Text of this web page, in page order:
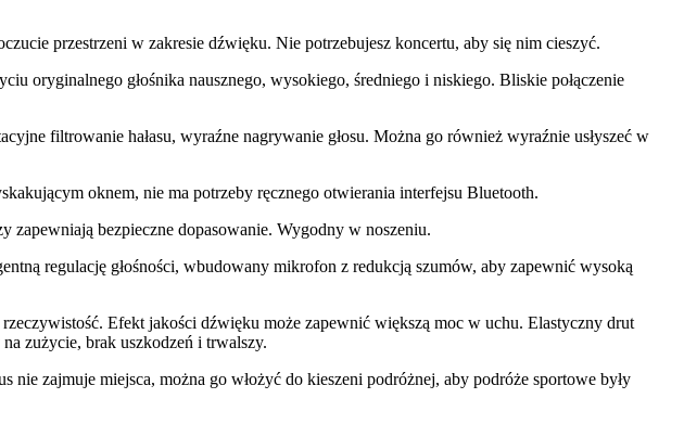
przestrzeni w zakresie dźwięku. Nie potrzebujesz koncertu, aby się nim cieszyć.
oryginalnego głośnika nausznego, wysokiego, średniego i niskiego. Bliskie połączenie
filtrowanie hałasu, wyraźne nagrywanie głosu. Można go również wyraźnie usłyszeć w
oknem, nie ma potrzeby ręcznego otwierania interfejsu Bluetooth.
zapewniają bezpieczne dopasowanie. Wygodny w noszeniu.
regulację głośności, wbudowany mikrofon z redukcją szumów, aby zapewnić wysoką
Efekt jakości dźwięku może zapewnić większą moc w uchu. Elastyczny drut
zużycie, brak uszkodzeń i trwalszy.
zajmuje miejsca, można go włożyć do kieszeni podróżnej, aby podróże sportowe były